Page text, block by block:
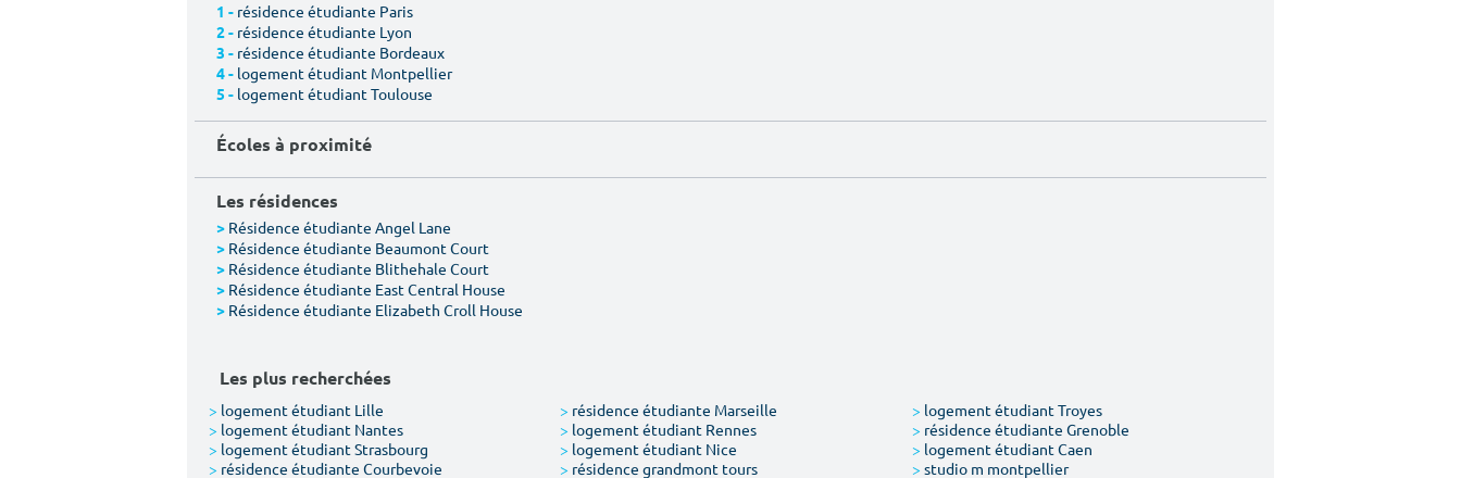
1 - résidence étudiante Paris
2 - résidence étudiante Lyon
3 - résidence étudiante Bordeaux
4 - logement étudiant Montpellier
5 - logement étudiant Toulouse
Écoles à proximité
Les résidences
> Résidence étudiante Angel Lane
> Résidence étudiante Beaumont Court
> Résidence étudiante Blithehale Court
> Résidence étudiante East Central House
> Résidence étudiante Elizabeth Croll House
Les plus recherchées
> logement étudiant Lille > résidence étudiante Marseille > logement étudiant Troyes
> logement étudiant Nantes > logement étudiant Rennes > résidence étudiante Grenoble
> logement étudiant Strasbourg > logement étudiant Nice > logement étudiant Caen
> résidence étudiante Courbevoie > résidence grandmont tours > studio m montpellier